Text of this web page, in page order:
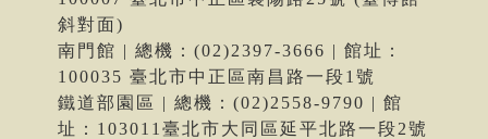
斜對面)
南門館 | 總機：(02)2397-3666 | 館址：
100035 臺北市中正區南昌路一段1號
鐵道部園區 | 總機：(02)2558-9790 | 館
址：103011臺北市大同區延平北路一段2號